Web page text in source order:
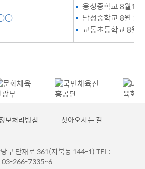
용성중학교 8월10
남성중학교 8월 1
교동초등학교 8월
보처리방침 찾아오시는 길
구 단재로 361(지북동 144-1) TEL:
03-266-7335~6